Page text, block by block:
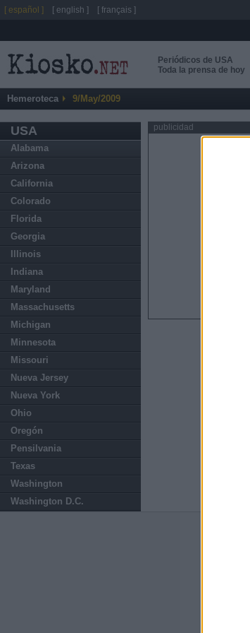
Periódicos de USA
Toda la prensa de hoy
Hemeroteca 9/May/2009
USA
Alabama
Arizona
California
Colorado
Florida
Georgia
Illinois
Indiana
Maryland
Massachusetts
Michigan
Minnesota
Missouri
Nueva Jersey
Nueva York
Ohio
Oregón
Pensilvania
Texas
Washington
Washington D.C.
publicidad
[ español ] [ english ] [ français ]